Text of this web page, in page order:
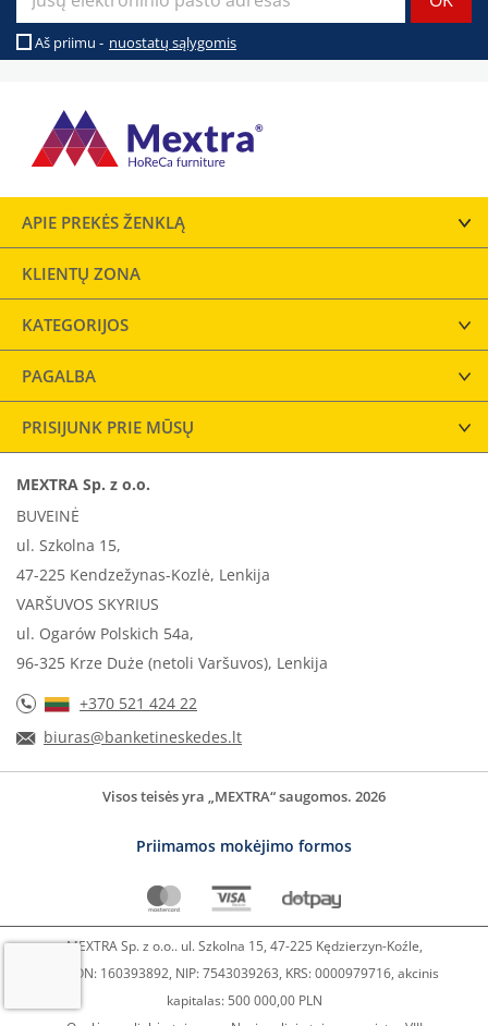
Aš priimu - nuostatų sąlygomis
APIE PREKĖS ŽENKLĄ
KLIENTŲ ZONA
KATEGORIJOS
PAGALBA
PRISIJUNK PRIE MŪSŲ
MEXTRA Sp. z o.o.
BUVEINĖ
ul. Szkolna 15,
47-225 Kendzežynas-Kozlė, Lenkija
VARŠUVOS SKYRIUS
ul. Ogarów Polskich 54a,
96-325 Krze Duże (netoli Varšuvos), Lenkija
+370 521 424 22
biuras@banketineskedes.lt
Visos teisės yra „MEXTRA“ saugomos. 2026
Priimamos mokėjimo formos
MEXTRA Sp. z o.o.. ul. Szkolna 15, 47-225 Kędzierzyn-Koźle,
REGON: 160393892, NIP: 7543039263, KRS: 0000979716, akcinis
kapitalas: 500 000,00 PLN